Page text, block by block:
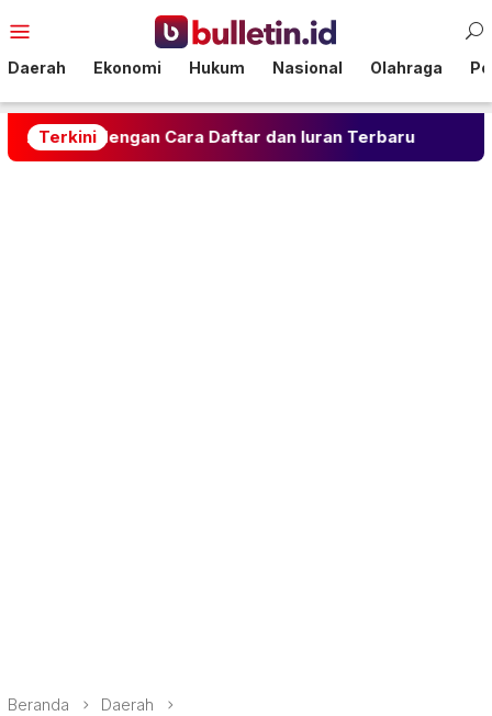
ke
Mobile
Daerah Ekonomi Hukum Nasional Olahraga
Terkini
Cara Daftar dan Iuran Terbaru Rahasia Gulai
Beranda Daerah